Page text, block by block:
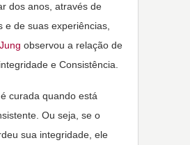
dos anos, através de
e de suas experiências,
observou a relação de
e Consistência.
curada quando está
Ou seja, se o
sua integridade, ele